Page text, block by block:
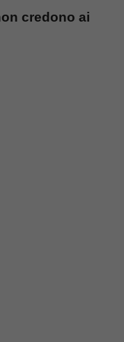
credono ai